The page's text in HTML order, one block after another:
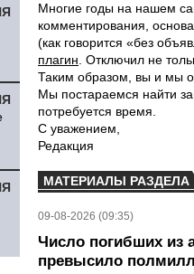
Многие годы на нашем
комментирования,
(как говорится «без
плагин . Отключил не
Таким образом, вы и мы
Мы постараемся найти
потребуется время.
С уважением,
Редакция
МАТЕРИАЛЫ РАЗДЕЛА
09-08-2026 (09:35)
Число погибших из
превысило